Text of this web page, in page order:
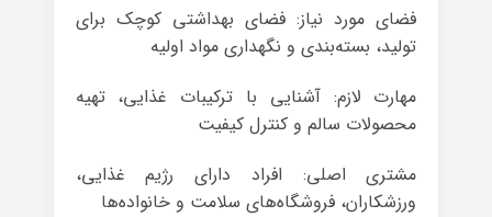
فضای مورد نیاز: فضای بهداشتی کوچک برای
تولید، بسته‌بندی و نگهداری مواد اولیه
مهارت لازم: آشنایی با ترکیبات غذایی، تهیه
محصولات سالم و کنترل کیفیت
مشتری اصلی: افراد دارای رژیم غذایی،
ورزشکاران، فروشگاه‌های سلامت و خانواده‌ها